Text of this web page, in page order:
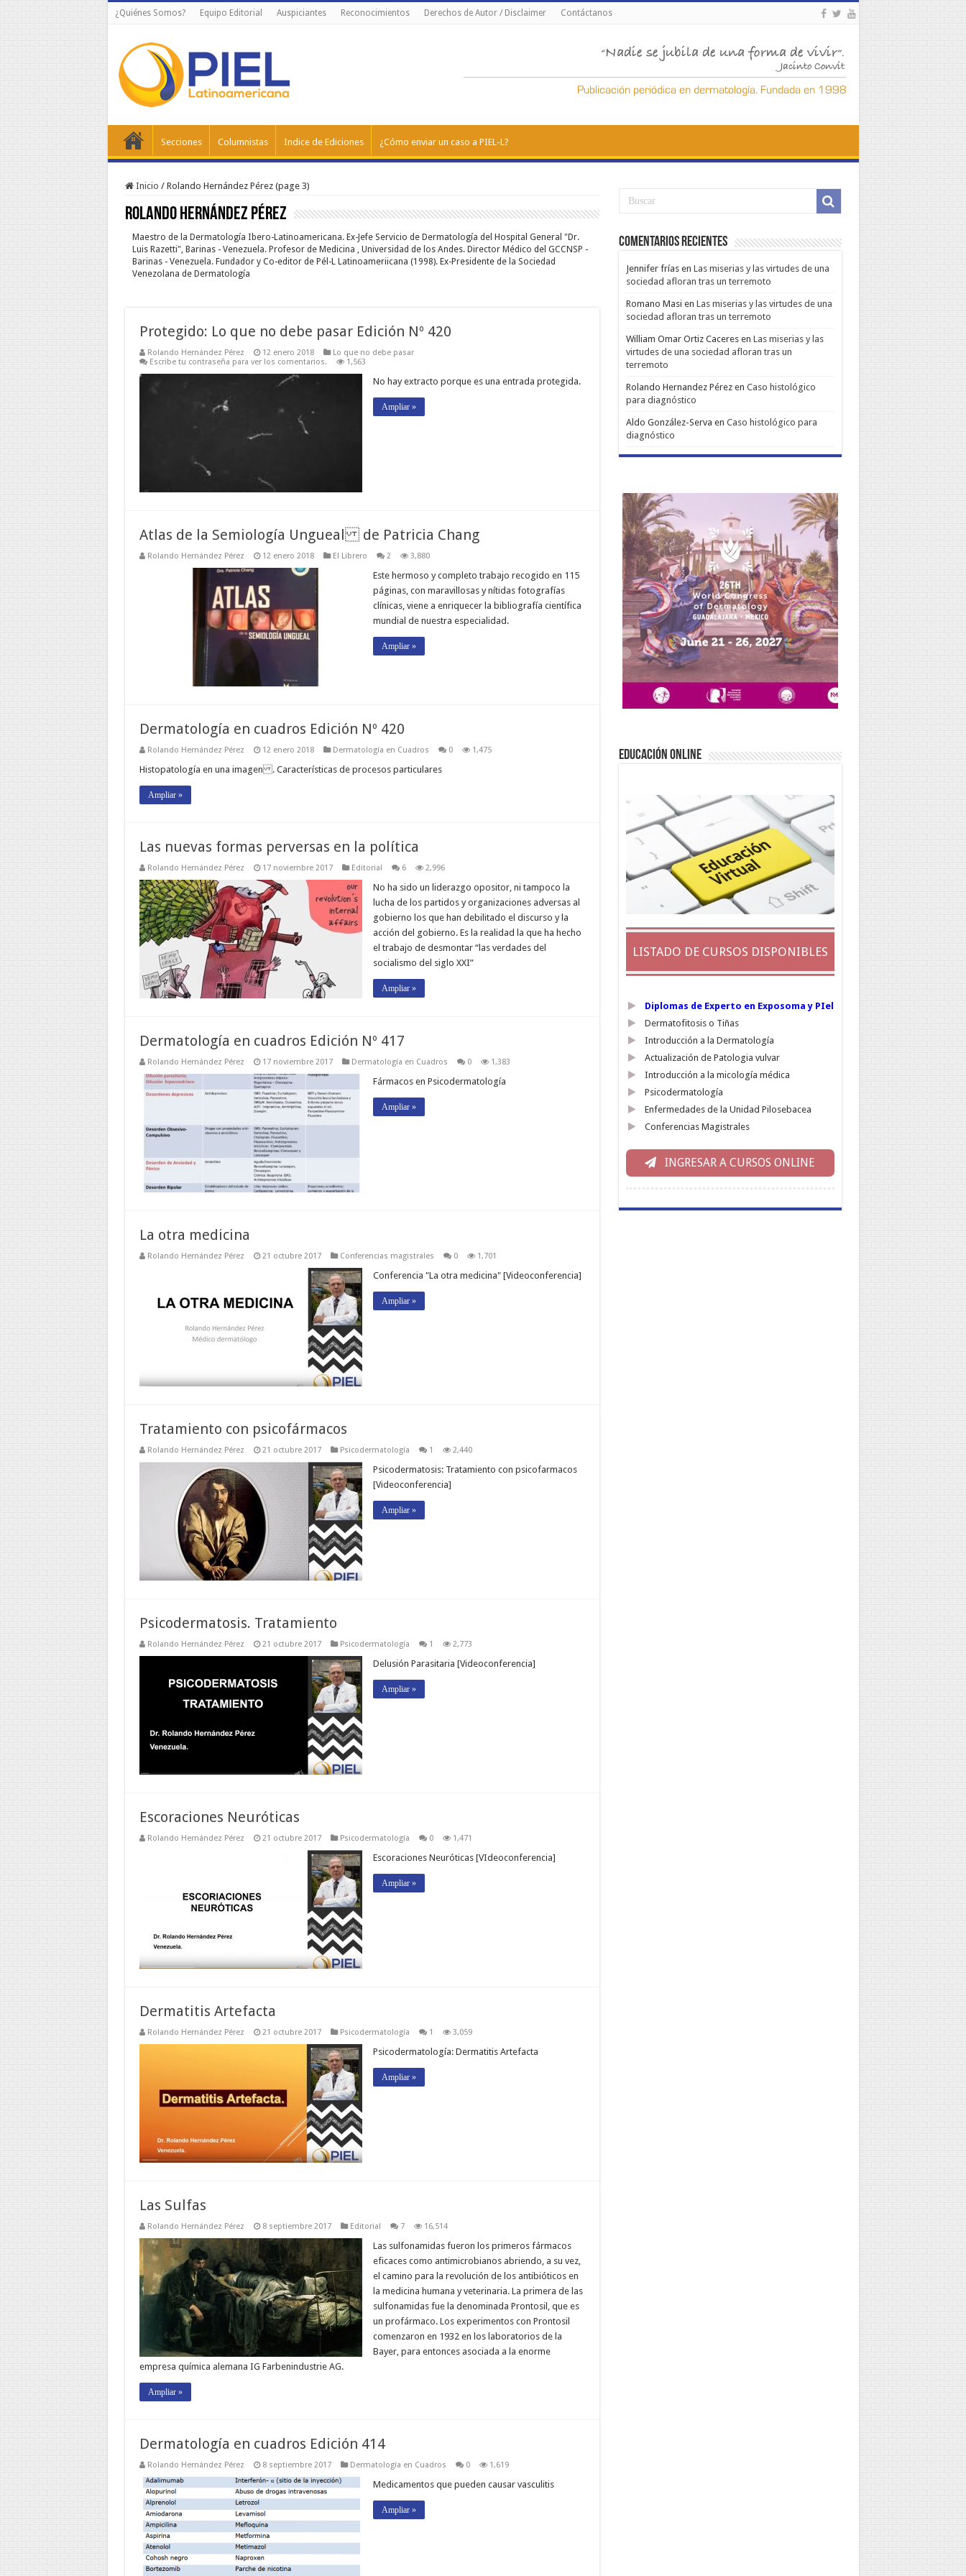
¿Quiénes Somos? Equipo Editorial Auspiciantes Reconocimientos Derechos de Autor / Disclaimer Contáctanos
Secciones Columnistas Indice de Ediciones ¿Cómo enviar un caso a PIEL-L?
Inicio / Rolando Hernández Pérez (page 3)
Rolando Hernández Pérez
Maestro de la Dermatología Ibero-Latinoamericana. Ex-Jefe Servicio de Dermatología del Hospital General "Dr.
Luis Razetti", Barinas - Venezuela. Profesor de Medicina , Universidad de los Andes. Director Médico del GCCNSP -
Barinas - Venezuela. Fundador y Co-editor de Pél-L Latinoameriicana (1998). Ex-Presidente de la Sociedad
Venezolana de Dermatología
Protegido: Lo que no debe pasar Edición Nº 420
Rolando Hernández Pérez 12 enero 2018
Lo que no debe pasar
Escribe tu contraseña para ver los comentarios.
1,563
No hay extracto porque es una entrada protegida.
Ampliar »
Atlas de la Semiología Ungueal de Patricia Chang
Rolando Hernández Pérez 12 enero 2018 El Librero 2 3,880
Este hermoso y completo trabajo recogido en 115
páginas, con maravillosas y nítidas fotografías
clínicas, viene a enriquecer la bibliografía científica
mundial de nuestra especialidad.
Ampliar »
Dermatología en cuadros Edición Nº 420
Rolando Hernández Pérez 12 enero 2018 Dermatología en Cuadros 0 1,475
Histopatología en una imagen . Características de procesos particulares
Ampliar »
Las nuevas formas perversas en la política
Rolando Hernández Pérez 17 noviembre 2017 Editorial 6 2,996
No ha sido un liderazgo opositor, ni tampoco la
lucha de los partidos y organizaciones adversas al
gobierno los que han debilitado el discurso y la
acción del gobierno. Es la realidad la que ha hecho
el trabajo de desmontar “las verdades del
socialismo del siglo XXI”
Ampliar »
Dermatología en cuadros Edición Nº 417
Rolando Hernández Pérez 17 noviembre 2017 Dermatología en Cuadros 0 1,383
Fármacos en Psicodermatología
Ampliar »
La otra medicina
Rolando Hernández Pérez 21 octubre 2017 Conferencias magistrales 0 1,701
Conferencia "La otra medicina" [Videoconferencia]
Ampliar »
Tratamiento con psicofármacos
Rolando Hernández Pérez 21 octubre 2017 Psicodermatología 1 2,440
Psicodermatosis: Tratamiento con psicofarmacos
[Videoconferencia]
Ampliar »
Psicodermatosis. Tratamiento
Rolando Hernández Pérez 21 octubre 2017 Psicodermatología 1 2,773
Delusión Parasitaria [Videoconferencia]
Ampliar »
Escoraciones Neuróticas
Rolando Hernández Pérez 21 octubre 2017 Psicodermatología 0 1,471
Escoraciones Neuróticas [VIdeoconferencia]
Ampliar »
Dermatitis Artefacta
Rolando Hernández Pérez 21 octubre 2017 Psicodermatología 1 3,059
Psicodermatología: Dermatitis Artefacta
Ampliar »
Las Sulfas
Rolando Hernández Pérez 8 septiembre 2017 Editorial 7 16,514
Las sulfonamidas fueron los primeros fármacos
eficaces como antimicrobianos abriendo, a su vez,
el camino para la revolución de los antibióticos en
la medicina humana y veterinaria. La primera de las
sulfonamidas fue la denominada Prontosil, que es
un profármaco. Los experimentos con Prontosil
comenzaron en 1932 en los laboratorios de la
Bayer, para entonces asociada a la enorme
empresa química alemana IG Farbenindustrie AG.
Ampliar »
Dermatología en cuadros Edición 414
Rolando Hernández Pérez 8 septiembre 2017 Dermatología en Cuadros 0 1,619
Medicamentos que pueden causar vasculitis
Ampliar »
Comentarios Recientes
Jennifer fríasen Las miserias y las virtudes de una
sociedad afloran tras un terremoto
Romano Masi en Las miserias y las virtudes de una
sociedad afloran tras un terremoto
William Omar Ortiz Caceresen Las miserias y las
virtudes de una sociedad afloran tras un
terremoto
Rolando Hernandez Pérezen Caso histológico
para diagnóstico
Aldo González-Serva en Caso histológico para
diagnóstico
EDUCACIÓN ONLINE
LISTADO DE CURSOS DISPONIBLES
Diplomas de Experto en Exposoma y PIel
Dermatofitosis o Tiñas
Introducción a la Dermatología
Actualización de Patologia vulvar
Introducción a la micología médica
Psicodermatología
Enfermedades de la Unidad Pilosebacea
Conferencias Magistrales
INGRESAR A CURSOS ONLINE